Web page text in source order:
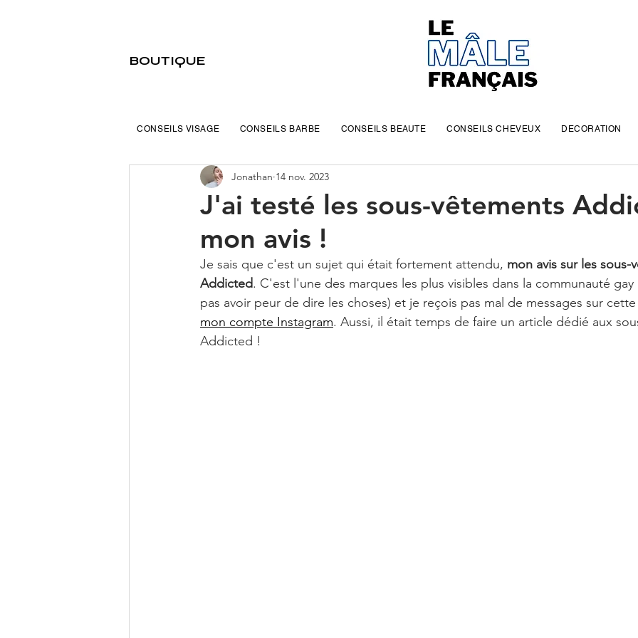
BOUTIQUE
J'ai testé les sous-vêtements
mon avis !
Jonathan 14 nov. 2023
Je sais que c'est un sujet qui était fortement attendu, mon avis sur les sous-
Addicted. C'est l'une des marques les plus visibles dans la communauté
pas avoir peur de dire les choses) et je reçois pas mal de messages sur
mon compte Instagram. Aussi, il était temps de faire un article dédié aux
Addicted !
CONSEILS VISAGE CONSEILS BARBE CONSEILS BEAUTE CONSEILS CHEVEUX DECORATION